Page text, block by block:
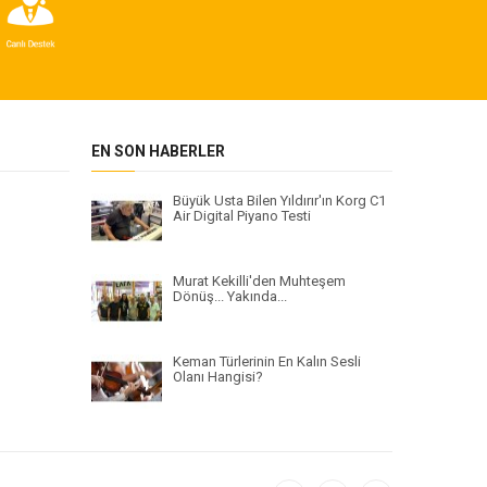
EN SON HABERLER
Büyük Usta Bilen Yıldırır'ın Korg C1
Air Digital Piyano Testi
Murat Kekilli'den Muhteşem
Dönüş... Yakında...
Keman Türlerinin En Kalın Sesli
Olanı Hangisi?